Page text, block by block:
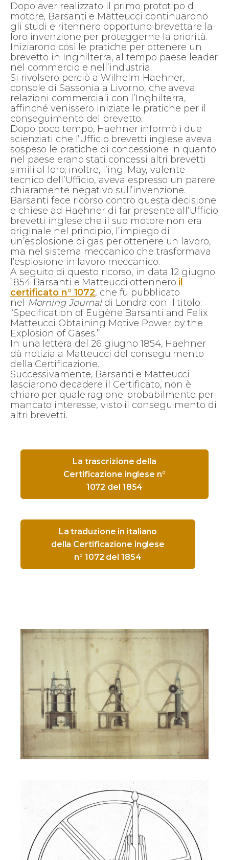
Dopo aver realizzato il primo prototipo di
motore, Barsanti e Matteucci continuarono
gli studi e ritennero opportuno brevettare la
loro invenzione per proteggerne la priorità.
Iniziarono così le pratiche per ottenere un
brevetto in Inghilterra, al tempo paese leader
nel commercio e nell’industria.
Si rivolsero perciò a Wilhelm Haehner,
console di Sassonia a Livorno, che aveva
relazioni commerciali con l’Inghilterra,
affinché venissero iniziate le pratiche per il
conseguimento del brevetto.
Dopo poco tempo, Haehner informò i due
scienziati che l’Ufficio brevetti inglese aveva
sospeso le pratiche di concessione in quanto
nel paese erano stati concessi altri brevetti
simili al loro; inoltre, l’ing. May, valente
tecnico dell’Ufficio, aveva espresso un parere
chiaramente negativo sull’invenzione.
Barsanti fece ricorso contro questa decisione
e chiese ad Haehner di far presente all’Ufficio
brevetti inglese che il suo motore non era
originale nel principio, l’impiego di
un’esplosione di gas per ottenere un lavoro,
ma nel sistema meccanico che trasformava
l’esplosione in lavoro meccanico.
A seguito di questo ricorso, in data 12 giugno
1854 Barsanti e Matteucci ottennero il
certificato n° 1072, che fu pubblicato
nel Morning Journaldi Londra con il titolo:
“Specification of Eugène Barsanti and Felix
Matteucci Obtaining Motive Power by the
Explosion of Gases.”
In una lettera del 26 giugno 1854, Haehner
dà notizia a Matteucci del conseguimento
della Certificazione.
Successivamente, Barsanti e Matteucci
lasciarono decadere il Certificato, non è
chiaro per quale ragione; probabilmente per
mancato interesse, visto il conseguimento di
altri brevetti.
La trascrizione della
Certificazione inglese n°
1072 del 1854
La traduzione in italiano
della Certificazione inglese
n° 1072 del 1854